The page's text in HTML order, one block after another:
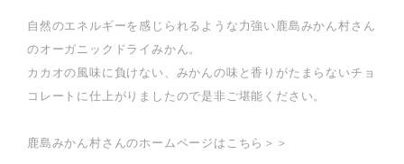
自然のエネルギーを感じられるような力強い鹿島みかん村さん
のオーガニックドライみかん。
カカオの風味に負けない、みかんの味と香りがたまらないチョ
コレートに仕上がりましたので是非ご堪能ください。
鹿島みかん村さんのホームページはこちら＞＞